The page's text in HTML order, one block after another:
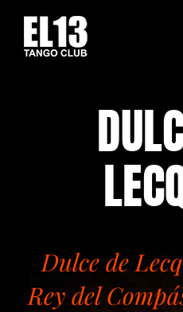
contenu
Dulce de
Rey del